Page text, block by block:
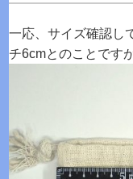
一応、サイズ確認し
チ6cmとのことです